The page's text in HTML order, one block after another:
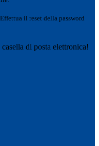
il reset della password
di posta elettronica!